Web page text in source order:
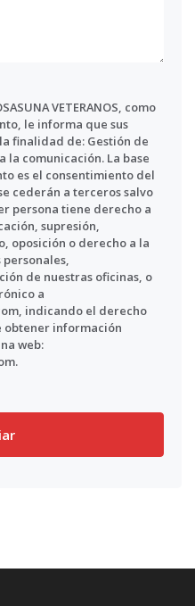
VETERANOS, como
le informa que sus
finalidad de: Gestión de
la comunicación. La base
es el consentimiento del
cederán a terceros salvo
persona tiene derecho a
supresión,
oposición o derecho a la
de nuestras oficinas, o
a
indicando el derecho
obtener información
web: